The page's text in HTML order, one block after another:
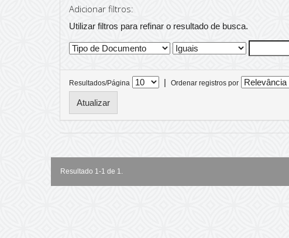
Adicionar filtros:
Utilizar filtros para refinar o resultado de busca.
Resultados/Página | Ordenar registros por
Resultado 1-1 de 1.